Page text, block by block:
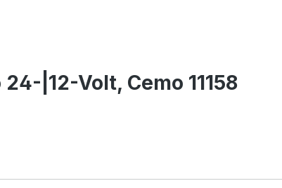
|12-Volt, Cemo 11158